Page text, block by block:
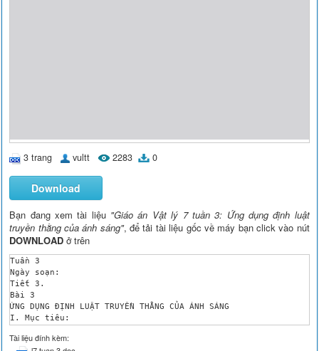
3 trang vultt 2283 0
Download
Bạn đang xem tài liệu "Giáo án Vật lý 7 tuần 3: Ứng dụng định luật
truyền thằng của ánh sáng", để tải tài liệu gốc về máy bạn click vào nút
DOWNLOAD ở trên
Tuần 3
Ngày soạn:
Tiết 3.
Bài 3
ỨNG DỤNG ĐỊNH LUẬT TRUYỀN THẰNG CỦA ÁNH SÁNG
I. Mục tiêu:
1.Kiến thức:
- Nhận biết được búng tối, búng nửa tối và giải thích.
Tài liệu đính kèm: